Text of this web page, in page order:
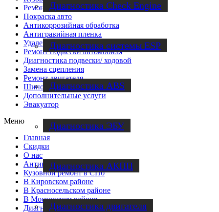
Диагностика Check Engine
Диагностика системы ESP
Диагностика ABS
Диагностика ЭБУ
Диагностика АКПП
Диагностика двигателя
Ремонт бамперов
Покраска авто
Антикоррозийная обработка
Антигравийная пленка
Удаление вмятин без покраски
Ремонт подвески автомобиля
Диагностика подвески/ ходовой
Замена сцепления
Ремонт двигателя
Шиномонтаж
Дополнительные услуги
Эвакуатор
Меню
Главная
Скидки
О нас
Антикоррозийная обработка
Кузовной ремонт в СПб
В Кировском районе
В Красносельском районе
В Московском районе
Диагностика автомобиля